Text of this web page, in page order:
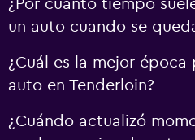
¿Por cuánto tiempo
un auto cuando se
¿Cuál es la mejor época
auto en Tenderloin?
¿Cuándo actualizó